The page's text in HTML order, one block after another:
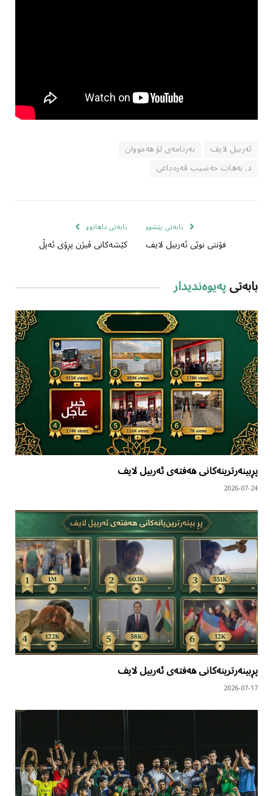
ئەربیل لایف
بەرنامەی لۆ هەمووان
د. بەهات حەسیب قەرەداغی
بابەتی پێشوو
فۆنتی نوێی ئەربیل لایف
بابەتی داهاتوو
کێشەکانی ڤیژن پڕۆی ئەپڵ
بابەتیپەیوەندیدار
پڕبینەرترینەکانی هەفتەی ئەربیل لایف
2026-07-24
پڕبینەرترینەکانی هەفتەی ئەربیل لایف
2026-07-17